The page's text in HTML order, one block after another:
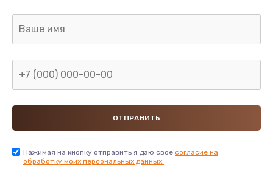
Нажимая на кнопку отправить я даю свое согласие на
обработку моих персональных данных.